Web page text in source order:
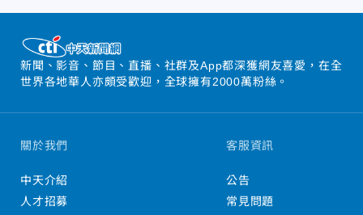
新聞、影音、節目、直播、社群及App都深獲網友喜愛，在全
世界各地華人亦頗受歡迎，全球擁有2000萬粉絲。
關於我們
中天介紹
人才招募
客服資訊
公告
常見問題